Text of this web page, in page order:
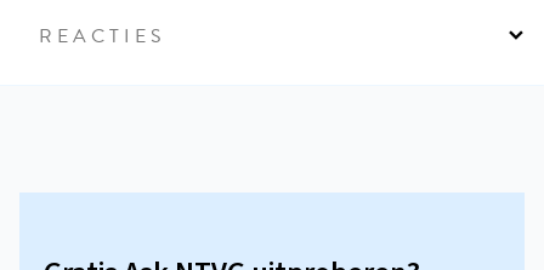
REACTIES